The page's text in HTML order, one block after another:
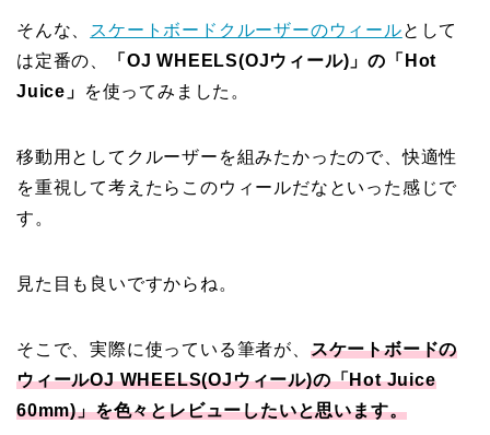
そんな、 スケートボードクルーザーのウィールとして
は定番の、
「OJ WHEELS(OJウィール)」の「Hot
Juice」
を使ってみました。
移動用としてクルーザーを組みたかったので、快適性
を重視して考えたらこのウィールだなといった感じで
す。
見た目も良いですからね。
そこで、実際に使っている筆者が、 スケートボードの
ウィールOJ WHEELS(OJウィール)の「Hot Juice
60mm)」を色々とレビューしたいと思います。